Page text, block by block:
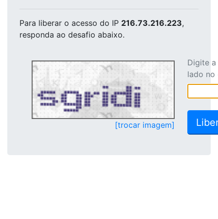
Para liberar o acesso do IP 216.73.216.223,
responda ao desafio abaixo.
[trocar imagem]
Digite
lado no